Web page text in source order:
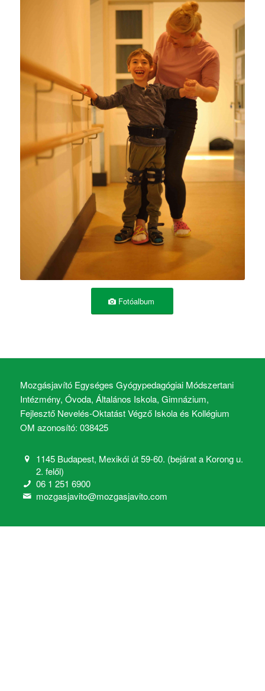
Fotóalbum
Mozgásjavító Egységes Gyógypedagógiai Módszertani
Intézmény, Óvoda, Általános Iskola, Gimnázium,
Fejlesztő Nevelés-Oktatást Végző Iskola és Kollégium
OM azonosító: 038425
1145 Budapest, Mexikói út 59-60. (bejárat a Korong u.
2. felől)
06 1 251 6900
mozgasjavito@mozgasjavito.com